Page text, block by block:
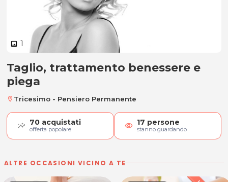
image 1
Taglio, trattamento benessere e
Taglio, trattamento benessere e
piega
location_on Tricesimo - Pensiero Permanente
70 acquistati
offerta popolare visibility 17 persone
stanno guardando
ALTRE OCCASIONI VICINO A TE